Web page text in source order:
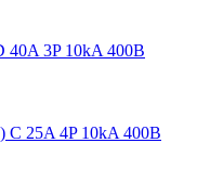
40A 3P 10kA 400В